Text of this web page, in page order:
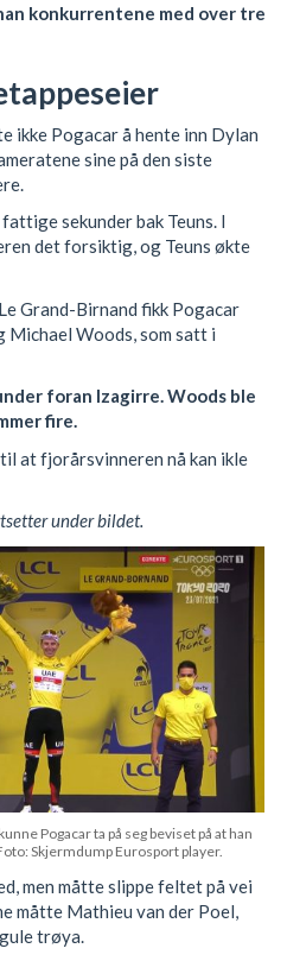
konkurrentene med over tre
ikke Pogacar å hente inn Dylan
sine på den siste
sekunder bak Teuns. I
det forsiktig, og Teuns økte
Grand-Birnand fikk Pogacar
Michael Woods, som satt i
foran Izagirre. Woods ble
fire.
at fjorårsvinneren nå kan ikle
under bildet.
Pogacar ta på seg beviset på at han
Skjermdump Eurosport player.
men måtte slippe feltet på vei
måtte Mathieu van der Poel,
trøya.